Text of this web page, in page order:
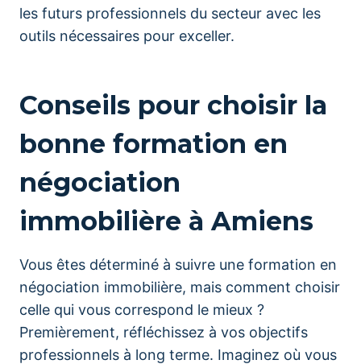
les futurs professionnels du secteur avec les
outils nécessaires pour exceller.
Conseils pour choisir la
bonne formation en
négociation
immobilière à Amiens
Vous êtes déterminé à suivre une formation en
négociation immobilière, mais comment choisir
celle qui vous correspond le mieux ?
Premièrement, réfléchissez à vos objectifs
professionnels à long terme. Imaginez où vous